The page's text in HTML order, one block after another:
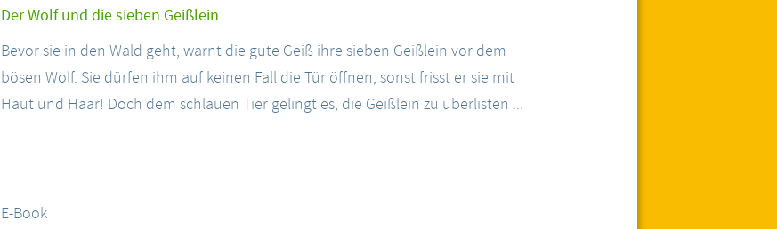
Der Wolf und die sieben Geißlein
Bevor sie in den Wald geht, warnt die gute Geiß ihre sieben Geißlein vor dem
bösen Wolf. Sie dürfen ihm auf keinen Fall die Tür öffnen, sonst frisst er sie mit
Haut und Haar! Doch dem schlauen Tier gelingt es, die Geißlein zu überlisten ...
E-Book